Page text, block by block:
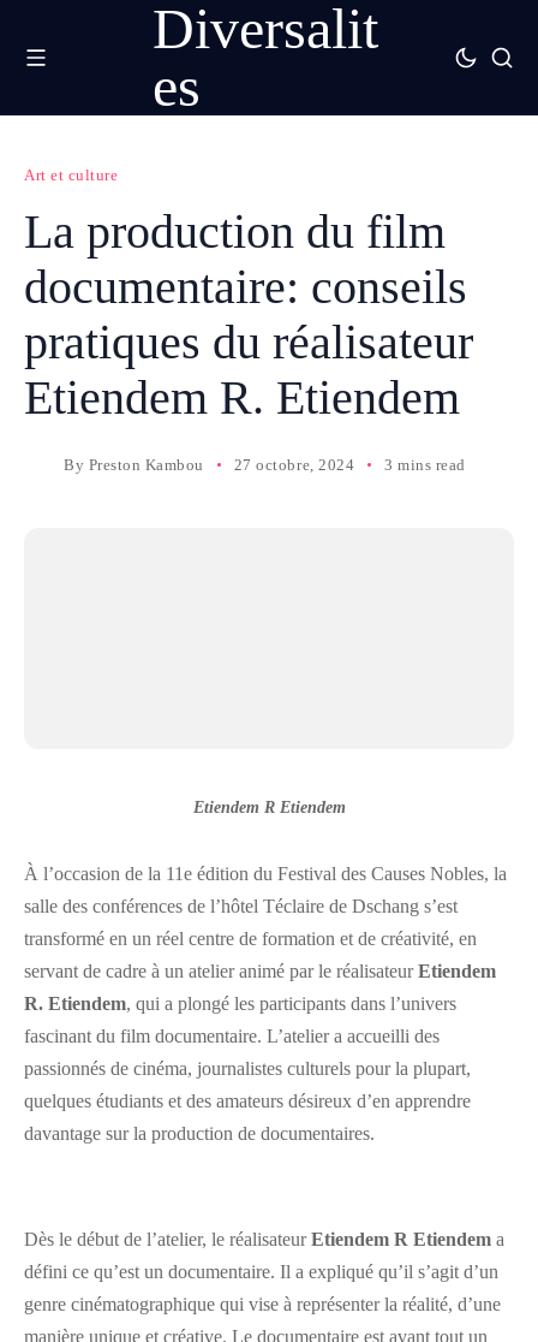
Diversalit
es
Art et culture
La production du film
documentaire: conseils
pratiques du réalisateur
Etiendem R. Etiendem
By Preston Kambou 27 octobre, 2024 3 mins read
Etiendem R Etiendem
À l’occasion de la 11e édition du Festival des Causes Nobles, la
salle des conférences de l’hôtel Téclaire de Dschang s’est
transformé en un réel centre de formation et de créativité, en
servant de cadre à un atelier animé par le réalisateurEtiendem
R. Etiendem, qui a plongé les participants dans l’univers
fascinant du film documentaire. L’atelier a accueilli des
passionnés de cinéma, journalistes culturels pour la plupart,
quelques étudiants et des amateurs désireux d’en apprendre
davantage sur la production de documentaires.
Dès le début de l’atelier, le réalisateurEtiendem R Etiendem a
défini ce qu’est un documentaire. Il a expliqué qu’il s’agit d’un
genre cinématographique qui vise à représenter la réalité, d’une
manière unique et créative. Le documentaire est avant tout un